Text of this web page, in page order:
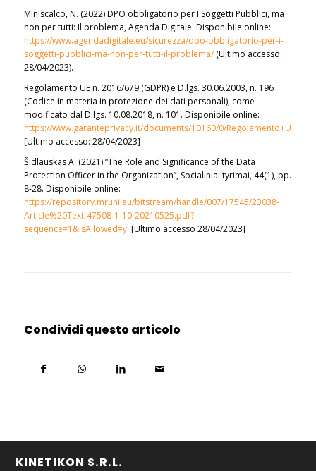
Miniscalco, N. (2022) DPO obbligatorio per I Soggetti Pubblici, ma
non per tutti: Il problema, Agenda Digitale. Disponibile online:
https://www.agendadigitale.eu/sicurezza/dpo-obbligatorio-per-i-
soggetti-pubblici-ma-non-per-tutti-il-problema/(Ultimo accesso:
28/04/2023).
Regolamento UE n. 2016/679 (GDPR) e D.lgs. 30.06.2003, n. 196
(Codice in materia in protezione dei dati personali), come
modificato dal D.lgs. 10.08.2018, n. 101. Disponibile online:
https://www.garanteprivacy.it/documents/10160/0/
[Ultimo accesso: 28/04/2023]
Šidlauskas A. (2021) “The Role and Significance of the Data
Protection Officer in the Organization”, Socialiniai tyrimai, 44(1), pp.
8-28. Disponibile online:
https://repository.mruni.eu/bitstream/handle/007/17545/23038-
Article%20Text-47508-1-10-20210525.pdf?
sequence=1&isAllowed=y[Ultimo accesso 28/04/2023]
Condividi questo articolo
KINETIKON S.R.L.